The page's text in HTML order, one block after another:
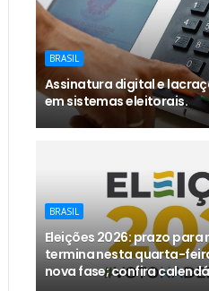
BRASIL
Assinatura digital e
em sistemas eleitorais.
BRASIL
Eleições 2026: prazo
termina nesta quarta-
nova fase; confira